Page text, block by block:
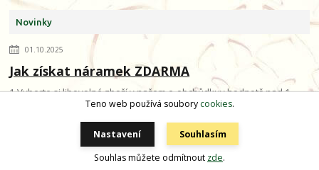
Novinky
01.10.2025
Jak získat náramek ZDARMA
1.Vyberte si libovolné zboží v našem e-obchůdkuv hodnotě nad 1
990 Kč a vložte je do košíku. 2. Zaškrtněte "Chci využít slevový
kupón" a vložte ...číst celé
Teno web používá soubory cookies.
Nastavení
Souhlasím
Souhlas můžete odmítnout zde.